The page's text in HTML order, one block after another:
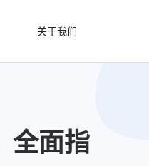
关于我们
全面指